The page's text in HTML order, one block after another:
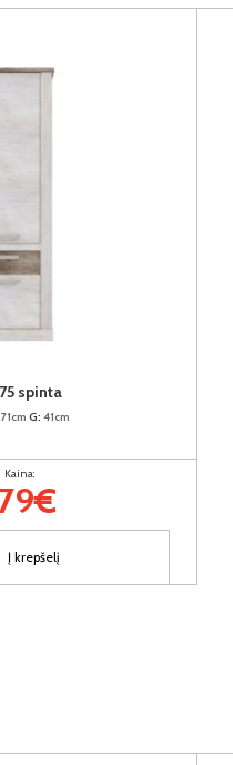
spinta
71cm G: 41cm
Kaina:
Į krepšelį